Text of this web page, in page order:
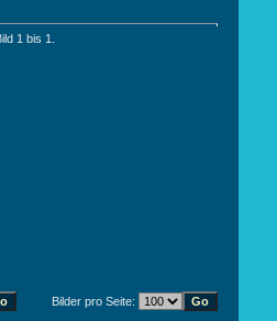
1 bis 1.
Bilder pro Seite: